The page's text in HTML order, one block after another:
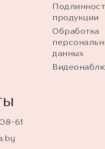
продукции
Обработка
данных
61